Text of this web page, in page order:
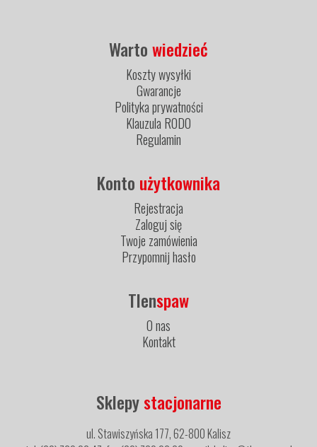
Wartowiedzieć
Koszty wysyłki
Gwarancje
Polityka prywatności
Klauzula RODO
Regulamin
Konto użytkownika
Rejestracja
Zaloguj się
Twoje zamówienia
Przypomnij hasło
Tlenspaw
O nas
Kontakt
Sklepystacjonarne
ul. Stawiszyńska 177, 62-800 Kalisz